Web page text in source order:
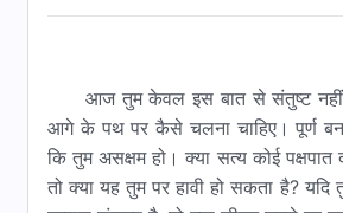
आज तुम केवल इस बात से संतुष्ट नहीं
आगे के पथ पर कैसे चलना चाहिए। पूर्ण
कि तुम असक्षम हो। क्या सत्य कोई
तो क्या यह तुम पर हावी हो सकता है?